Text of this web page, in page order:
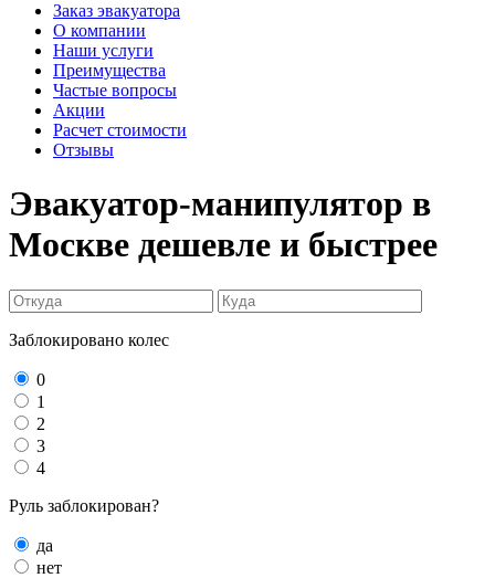
Заказ эвакуатора
О компании
Наши услуги
Преимущества
Частые вопросы
Акции
Расчет стоимости
Отзывы
Эвакуатор-манипулятор в
Москве дешевле и быстрее
Заблокировано колес
0
1
2
3
4
Руль заблокирован?
да
нет